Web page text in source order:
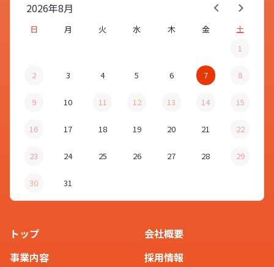
お客様
たら、お気軽に「
お問い合わせ
」よ
8月
2026年
日 月 火 水 木 金
土
1
2 3 4 5 6 7 8
9 10 11 12 13 14 15
16 17 18 19 20 21 22
23 24 25 26 27 28 29
30 31
トップ
事業内容
会社概要
採用情報